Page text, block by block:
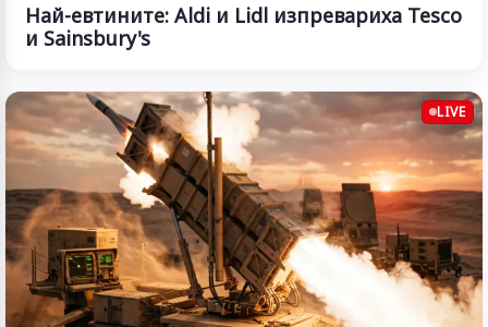
Най-евтините: Aldi и Lidl изпревариха Tesco
и Sainsbury's
LIVE